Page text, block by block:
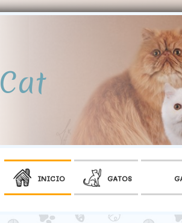
Cat
INICIO GATOS